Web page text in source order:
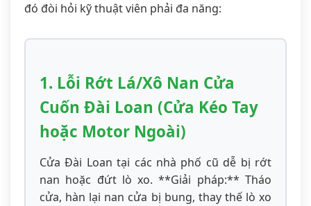
đó đòi hỏi kỹ thuật viên phải đa năng:
1. Lỗi Rớt Lá/Xô Nan Cửa
Cuốn Đài Loan (Cửa Kéo Tay
hoặc Motor Ngoài)
Cửa Đài Loan tại các nhà phố cũ dễ bị rớt
nan hoặc đứt lò xo. **Giải pháp:** Tháo
cửa, hàn lại nan cửa bị bung, thay thế lò xo